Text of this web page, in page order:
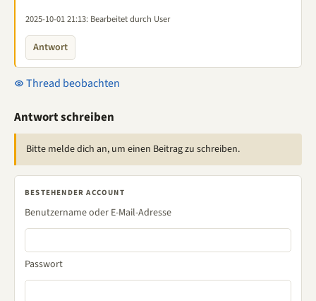
2025-10-01 21:13: Bearbeitet durch User
Antwort
Thread beobachten
Antwort schreiben
Bitte melde dich an, um einen Beitrag zu schreiben.
BESTEHENDER ACCOUNT
Benutzername oder E-Mail-Adresse
Passwort